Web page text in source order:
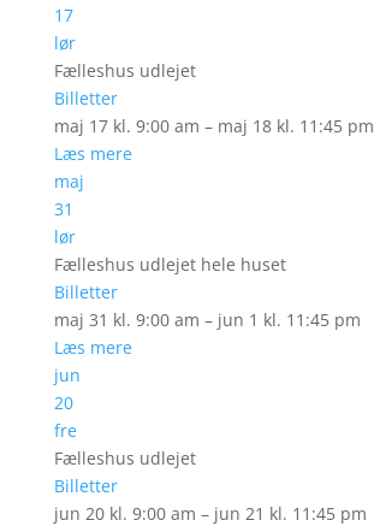
17
lør
Fælleshus udlejet
Billetter
maj 17 kl. 9:00 am – maj 18 kl. 11:45 pm
Læs mere
maj
31
lør
Fælleshus udlejet hele huset
Billetter
maj 31 kl. 9:00 am – jun 1 kl. 11:45 pm
Læs mere
jun
20
fre
Fælleshus udlejet
Billetter
jun 20 kl. 9:00 am – jun 21 kl. 11:45 pm